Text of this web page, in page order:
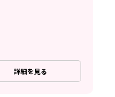
詳細を見る